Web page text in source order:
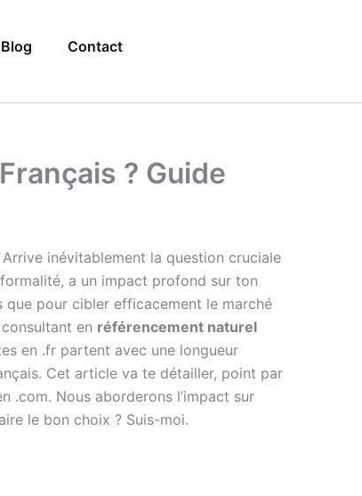
Blog Contact
? Guide
inévitablement la question cruciale
a un impact profond sur ton
que pour cibler efficacement le marché
en référencement naturel
en .fr partent avec une longueur
Cet article va te détailler, point par
.com. Nous aborderons l’impact sur
le bon choix ? Suis-moi.